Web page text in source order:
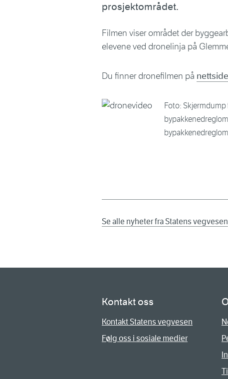
prosjektområdet.
Filmen viser området der
elevene ved dronelinja på
Du finner dronefilmen på
Foto: Skjermdump
Se alle nyheter fra Statens vegvesen
Kontakt oss
Kontakt Statens vegvesen
Følg oss i sosiale medier